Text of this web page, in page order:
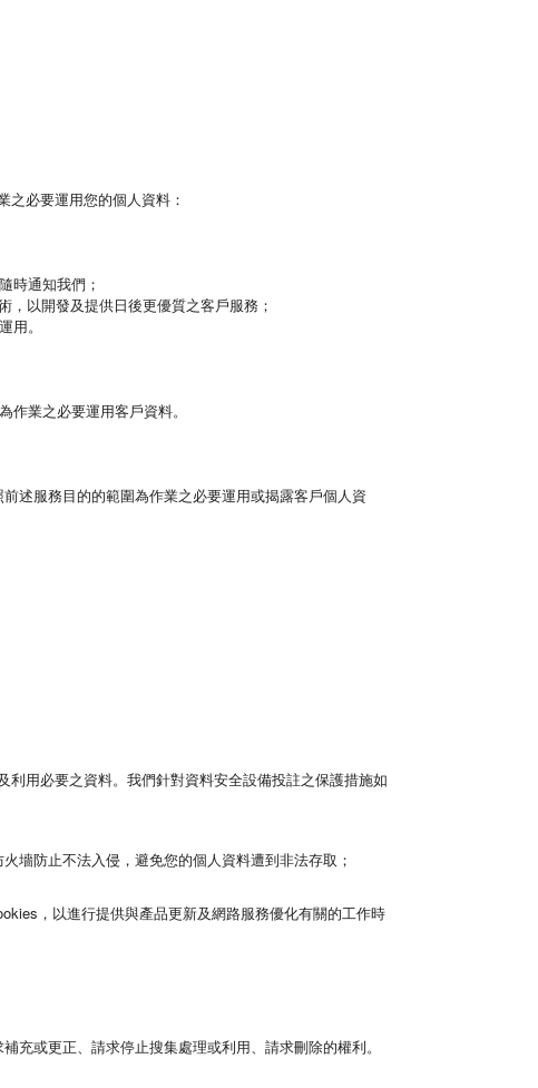
業之必要運用您的個人資料：
時通知我們；
以開發及提供日後更優質之客戶服務；
用。
作業之必要運用客戶資料。
述服務目的的範圍為作業之必要運用或揭露客戶個人資
用必要之資料。我們針對資料安全設備投註之保護措施如
墻防止不法入侵，避免您的個人資料遭到非法存取；
，以進行提供與產品更新及網路服務優化有關的工作時
或更正、請求停止搜集處理或利用、請求刪除的權利。